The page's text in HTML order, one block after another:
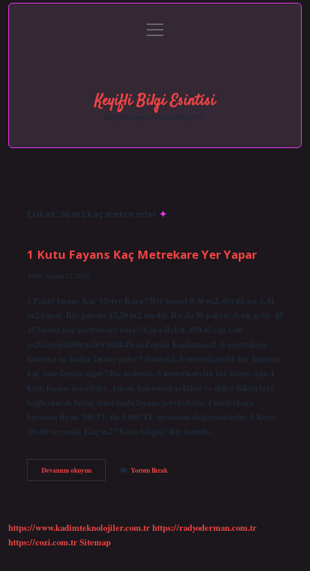
Gizlilik Politikası
menüyü
aç
Keyifli Bilgi Esintisi
Hayatına neşe katan kısa hikayeler!
Etiket: 30 m2 kaç metre eder
1 Kutu Fayans Kaç Metrekare Yer Yapar
Tarih: Kasım 12, 2024
1 Paket fayans Kaç Metre Kare? Bir tanesi 0,36 m2, dördü ise 1,44
m2 yapar. Bir palette 43,20 m2 vardır. Bu da 30 pakete denk gelir. 45
45 fayans kaç metrekare eder? Gaya Rektf. 45X45 cm 1,60
m2Genişlik45cmDerinlik45cmZemin Kaplaması1. 6 metrekare
banyoya ne kadar fayans gider? Sonraki: 6 metrekarelik bir banyoya
kaç tane fayans sığar? Bu nedenle, 6 metrekarelik bir banyo için 4
kutu fayans yeterlidir. Ancak banyonun şekline ve diğer faktörlere
bağlı olarak biraz daha fazla fayans gerekebilir. 1 metrekare
fayansın fiyatı 200 TL ile 1.000 TL arasında değişmektedir. 1 Kutu
30×60 seramik Kaç m2? Kutu bilgisi: Bir kutuda…
Devamını okuyun1
Kutu
Yapar
Yorum Bırak
https://www.kadimteknolojiler.com.trhttps://radyoderman.com.tr
https://cozi.com.trSitemap